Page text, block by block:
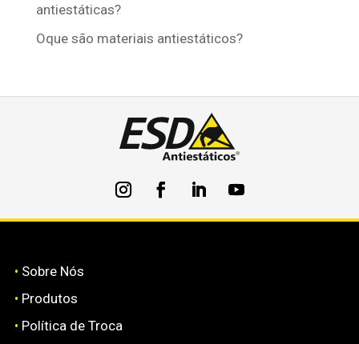
antiestáticas?
Oque são materiais antiestáticos?
• Sobre Nós
• Produtos
• Política de Troca